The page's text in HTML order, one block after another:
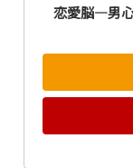
恋愛脳―男